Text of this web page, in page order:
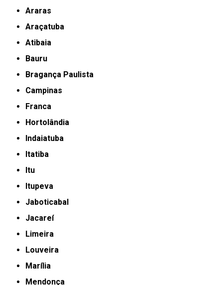
Araras
Araçatuba
Atibaia
Bauru
Bragança Paulista
Campinas
Franca
Hortolândia
Indaiatuba
Itatiba
Itu
Itupeva
Jaboticabal
Jacareí
Limeira
Louveira
Marília
Mendonça